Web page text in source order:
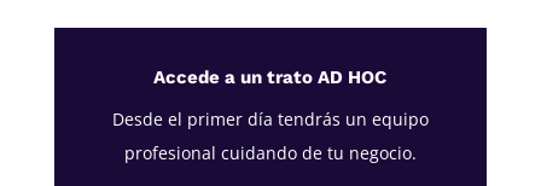
Accede a un trato AD HOC
Desde el primer día tendrás un equipo
profesional cuidando de tu negocio.